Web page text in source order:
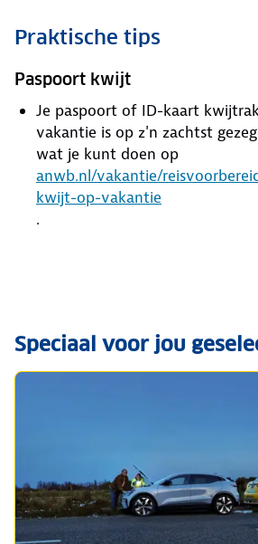
Praktische tips
Paspoort kwijt
Je paspoort of ID-kaart
vakantie is op z'n zachtst
wat je kunt doen op
anwb.nl/vakantie/
kwijt-op-vakantie
.
Speciaal voor jou